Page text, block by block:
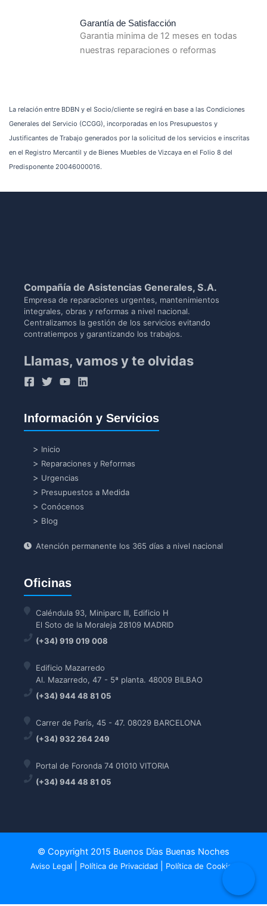
Garantía de Satisfacción
Garantia minima de 12 meses en todas
nuestras reparaciones o reformas
La relación entre BDBN y el Socio/cliente se regirá en base a las Condiciones
Generales del Servicio (CCGG), incorporadas en los Presupuestos y
Justificantes de Trabajo generados por la solicitud de los servicios e inscritas
en el Registro Mercantil y de Bienes Muebles de Vizcaya en el Folio 8 del
Predisponente 20046000016.
Compañía de Asistencias Generales, S.A.
Empresa de reparaciones urgentes, mantenimientos
integrales, obras y reformas a nivel nacional.
Centralizamos la gestión de los servicios evitando
contratiempos y garantizando los trabajos.
Llamas, vamos y te olvidas
Información y Servicios
Inicio
Reparaciones y Reformas
Urgencias
Presupuestos a Medida
Conócenos
Blog
Atención permanente los 365 días a nivel nacional
Oficinas
Caléndula 93, Miniparc III, Edificio H
El Soto de la Moraleja 28109 MADRID
(+34) 919 019 008
Edificio Mazarredo
Al. Mazarredo, 47 - 5ª planta. 48009 BILBAO
(+34) 944 48 81 05
Carrer de París, 45 - 47. 08029 BARCELONA
(+34) 932 264 249
Portal de Foronda 74 01010 VITORIA
(+34) 944 48 81 05
© Copyright 2015 Buenos Días Buenas Noches
Aviso Legal Política de Privacidad Política de Cookies